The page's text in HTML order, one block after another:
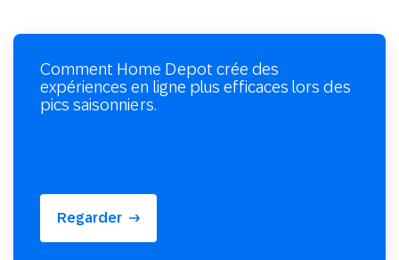
Comment Home Depot crée des
expériences en ligne plus efficaces lors des
pics saisonniers.
Regarder